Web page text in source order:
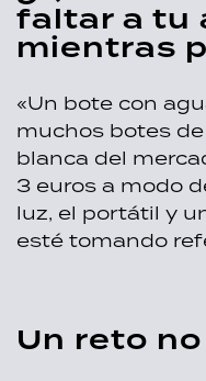
faltar a tu
mientras
«Un bote con
muchos botes
blanca del
3 euros a modo
luz, el portátil y
esté tomando
Un reto